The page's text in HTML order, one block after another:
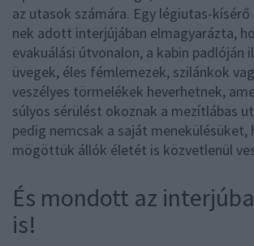
az utasok számára. Egy légiutas-kísérő
nek adott interjújában elmagyarázta,
evakuálási útvonalon, a kabin
üvegek, éles fémlemezek, szilánkok
veszélyes törmelékek heverhetnek,
súlyos sérülést okoznak a mezítlábas
pedig nemcsak a saját menekülésüket,
mögöttük állók életét is közvetlenül
És mondott az
is!